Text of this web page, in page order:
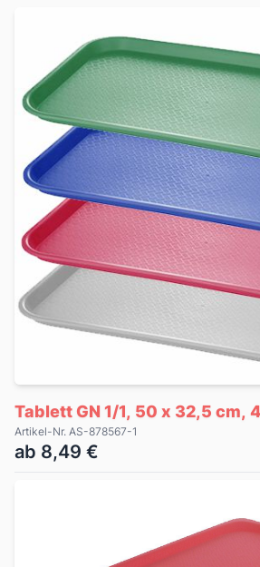
Tablett GN 1/1, 50 x 32,5 cm,
Artikel-Nr. AS-878567-1
ab 8,49 €